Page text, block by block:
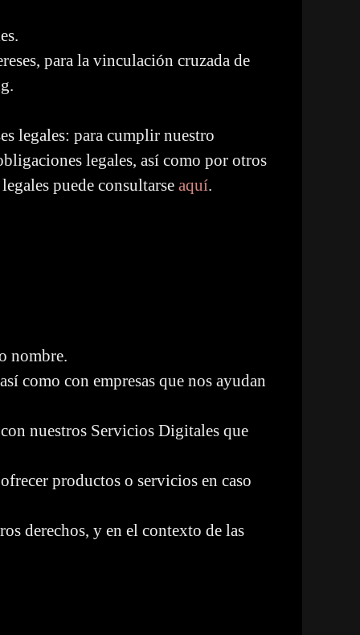
para la vinculación cruzada de
legales: para cumplir nuestro
legales, así como por otros
puede consultarse aquí.
nombre.
como con empresas que nos ayudan
nuestros Servicios Digitales que
productos o servicios en caso
derechos, y en el contexto de las